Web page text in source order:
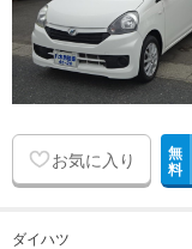
お気に入り 無
料
ダイハツ